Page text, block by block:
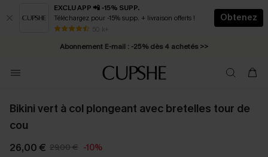
EXCLU APP 📲 -15% SUPP.
Téléchargez pour -15% supp. + livraison offerts !
50 k+
Obtenez
* Livraison éclair 2-3 jours ouvrés >>
Abonnement E-mail : -25% dès 4 achetés >>
Bikini vert à col plongeant avec bretelles tour de
cou
26,00 € 29,00 € -10%